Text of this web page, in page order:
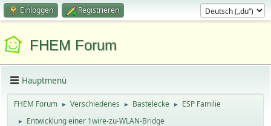
Einloggen Registrieren
FHEM Forum
Hauptmenü
FHEM Forum ► Verschiedenes ► Bastelecke ► ESP Familie
► Entwicklung einer 1wire-zu-WLAN-Bridge